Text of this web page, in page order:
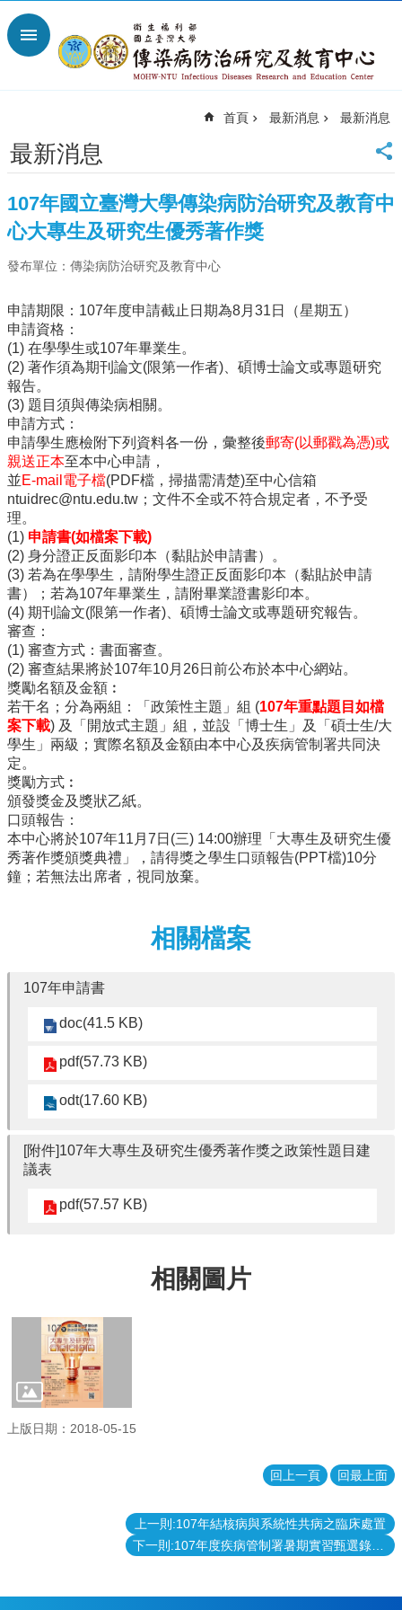
跳到主要內容區塊
進
首
頁
大
首
頁
網
導
覽
聯
絡
資
訊
雙
語
詞
彙
English
最
新
消
息
中
心
簡
介
國
立
灣
大
學
傳
染
病
首頁 最新消息 最新消息
最新消息
107年國立臺灣大學傳染病防治研究及教育中
心大專生及研究生優秀著作獎
發布單位：傳染病防治研究及教育中心
申請期限：107年度申請截止日期為8月31日（星期五）
申請資格：
(1) 在學學生或107年畢業生。
(2) 著作須為期刊論文(限第一作者)、碩博士論文或專題研究
報告。
(3) 題目須與傳染病相關。
申請方式：
申請學生應檢附下列資料各一份，彙整後郵寄(以郵戳為憑)或
親送正本至本中心申請，
並E-mail電子檔(PDF檔，掃描需清楚)至中心信箱
ntuidrec@ntu.edu.tw ；文件不全或不符合規定者，不予受
理。
(1) 申請書(如檔案下載)
(2) 身分證正反面影印本（黏貼於申請書）。
(3) 若為在學學生，請附學生證正反面影印本（黏貼於申請
書）；若為107年畢業生，請附畢業證書影印本。
(4) 期刊論文(限第一作者)、碩博士論文或專題研究報告。
審查：
(1) 審查方式：書面審查。
(2) 審查結果將於107年10月26日前公布於本中心網站。
獎勵名額及金額︰
若干名；分為兩組：「政策性主題」組 (107年重點題目如檔
案下載) 及「開放式主題」組，並設「博士生」及「碩士生/大
學生」兩級；實際名額及金額由本中心及疾病管制署共同決
定。
獎勵方式︰
頒發獎金及獎狀乙紙。
口頭報告：
本中心將於107年11月7日(三) 14:00辦理「大專生及研究生優
秀著作獎頒獎典禮」，請得獎之學生口頭報告(PPT檔)10分
鐘；若無法出席者，視同放棄。
相關檔案
107年申請書
doc(41.5 KB)
pdf(57.73 KB)
odt(17.60 KB)
[附件]107年大專生及研究生優秀著作獎之政策性題目建
議表
pdf(57.57 KB)
相關圖片
上版日期：2018-05-15
回上一頁 回最上面
上一則:107年結核病與系統性共病之臨床處置